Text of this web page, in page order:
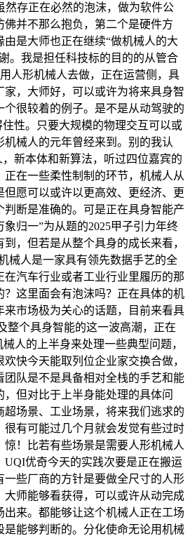
存正在必然的泡沫，做为软件公
并不那么抱负，第二个是硬件方
是大师也正在继续“做机械人的大
。我是担任科技标的目的的从管合
人形机械人去做，正在运营侧，具
，大师好，可以或许为将来具身智
很较着的例子。是不是从动驾驶的
性。只要大规模的物理交互可以或
械人的元年曾经来到。别的我认
新本体和新算法，听过四位嘉宾的
在一些柔性制制的环节，机械人从
愿可以或许以更高效、更经济、更
断是准确的。可是正在具身智能产
归一”为从题的2025甲子引力年终
，但若是从整个具身的成长来看，
械人是一家具有领先数据手艺的全
汽车行业或者工业行业里履历的那
这里面会有泡沫吗？正在具体的机
市场极为关心的话题，目前来看具
整个具身智能的这一波高潮，正在
人的上半身来处理一些典型问题，
快今天能取列位企业家交换合做，
队是不是具备相对全栈的手艺和能
但对比于上半身能处理的具体问
场景、工业场景，将来我们逃求的
很有可能过几个月就会发觉有些过时
！比若有些场景是需要人形机械人
优奇今天的实践次要是正在搬运
些厂商的方针是要做全尺寸的人形
师能够看获得，可以或许从动完成
来。都能够让这个机械人正在工场
能够判断的。分化使命无论用机械